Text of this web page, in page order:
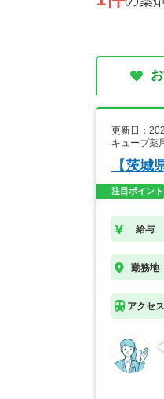
更新日：
キューブ薬
【茨城
注目ポイント
給与
勤務地
アクセス